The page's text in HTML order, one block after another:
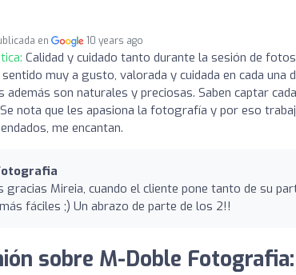
en 10 years ago
Calidad y cuidado tanto durante la sesión de
muy a gusto, valorada y cuidada en cada una
son naturales y preciosas. Saben captar
nota que les apasiona la fotografía y por eso
me encantan.
gracias Mireia, cuando el cliente pone tanto de su
fáciles ;) Un abrazo de parte de los 2!!
sobre M-Doble Fotografia: